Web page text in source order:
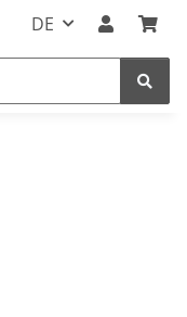
DE